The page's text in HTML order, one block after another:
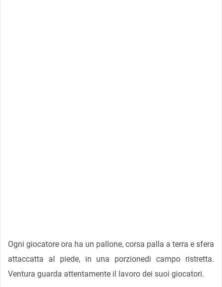
Ogni giocatore ora ha un pallone, corsa palla a terra e sfera
attaccatta al piede, in una porzionedi campo ristretta.
Ventura guarda attentamente il lavoro dei suoi giocatori.